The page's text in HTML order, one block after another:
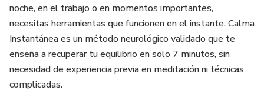
noche, en el trabajo o en momentos importantes,
necesitas herramientas que funcionen en el instante. Calma
Instantánea es un método neurológico validado que te
enseña a recuperar tu equilibrio en solo 7 minutos, sin
necesidad de experiencia previa en meditación ni técnicas
complicadas.